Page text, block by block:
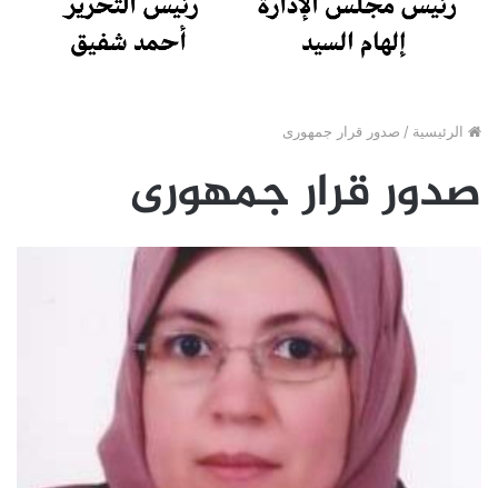
الرئيسية / صدور قرار جمهورى
صدور قرار جمهورى